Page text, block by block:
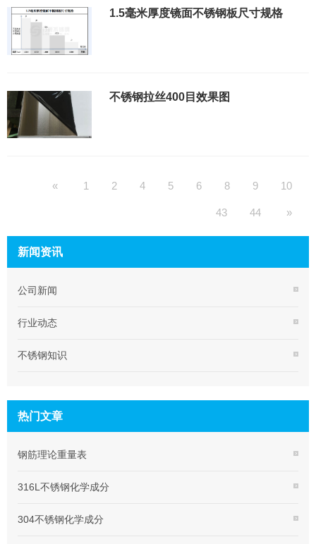
1.5毫米厚度镜面不锈钢板尺寸规格
不锈钢拉丝400目效果图
« 1 2 4 5 6 8 9 10
43 44 »
新闻资讯
公司新闻
行业动态
不锈钢知识
热门文章
钢筋理论重量表
316L不锈钢化学成分
304不锈钢化学成分